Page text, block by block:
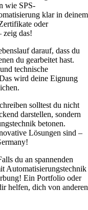
wie SPS-
klar in deinem
oder
zeig das!
darauf, dass du
du gearbeitet hast.
technische
wird deine Eignung
solltest du nicht
darstellen, sondern
betonen.
Lösungen sind –
du an spannenden
Automatisierungstechnik
Ein Portfolio oder
helfen, dich von anderen